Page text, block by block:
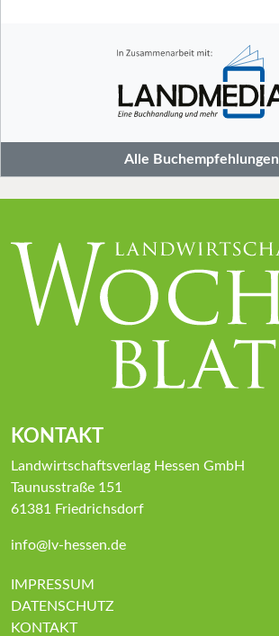
Alle Buchempfehlungen
KONTAKT
Landwirtschaftsverlag Hessen GmbH
Taunusstraße 151
61381 Friedrichsdorf
info@lv-hessen.de
IMPRESSUM
DATENSCHUTZ
KONTAKT